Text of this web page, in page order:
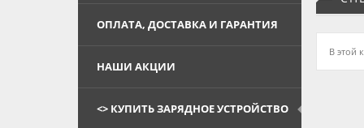
ОПЛАТА, ДОСТАВКА И ГАРАНТИЯ
НАШИ АКЦИИ
<> КУПИТЬ ЗАРЯДНОЕ УСТРОЙСТВО
В этой